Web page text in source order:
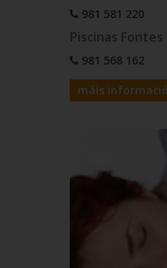
981 581 220
Piscinas Fontes
981 568 162
máis